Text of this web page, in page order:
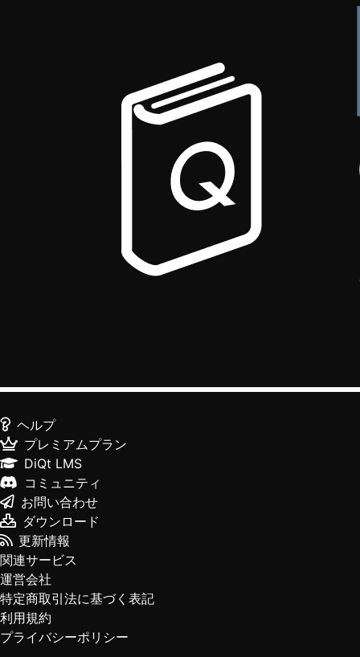
ヘルプ
プレミアムプラン
DiQt LMS
コミュニティ
お問い合わせ
ダウンロード
更新情報
関連サービス
運営会社
特定商取引法に基づく表記
利用規約
プライバシーポリシー